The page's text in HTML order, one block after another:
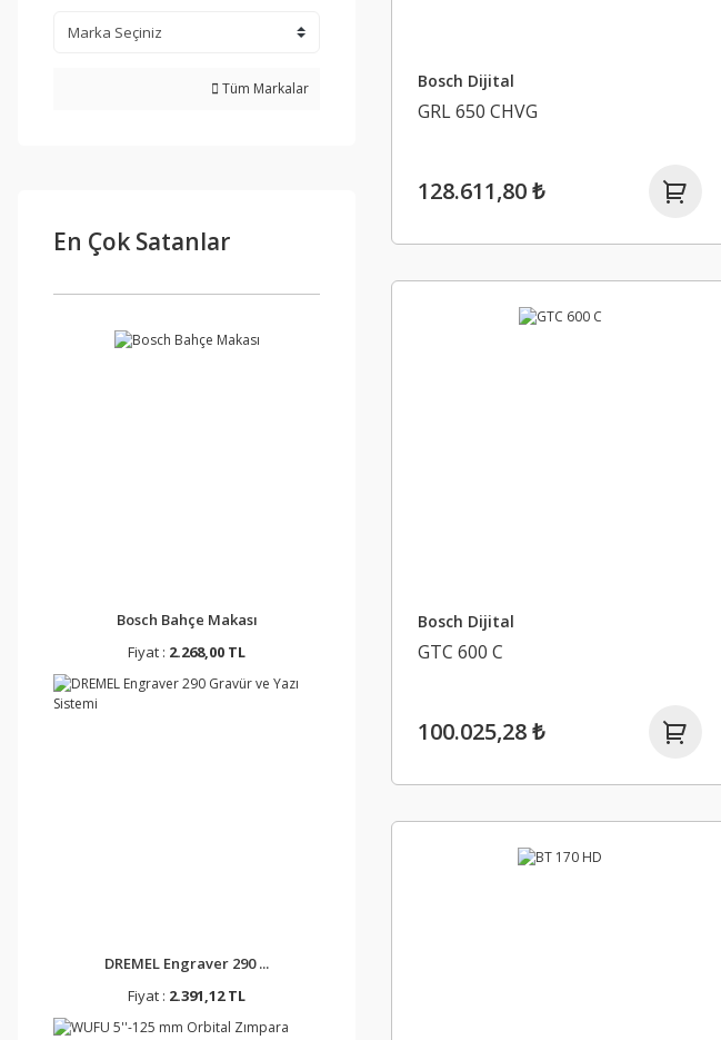
Tüm Markalar
En Çok Satanlar
Bosch Bahçe Makası
Fiyat : 2.268,00 TL
DREMEL Engraver 290 ...
Fiyat : 2.391,12 TL
Bosch Dijital
GRL 650 CHVG
128.611,80 ₺
Bosch Dijital
GTC 600 C
100.025,28 ₺